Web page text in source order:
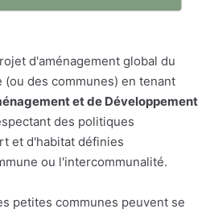
d'aménagement global du
des communes) en tenant
et de Développement
des politiques
et d'habitat définies
ou l'intercommunalité.
petites communes peuvent se